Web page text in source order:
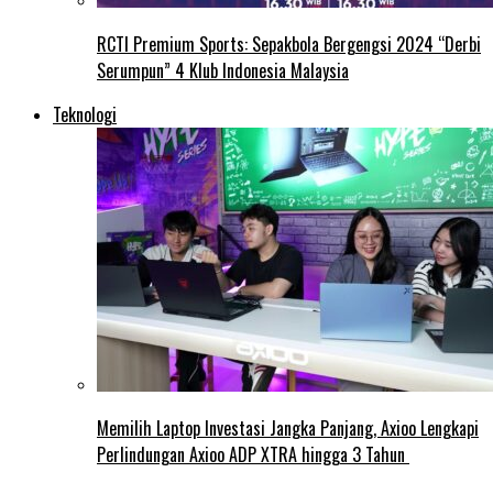
RCTI Premium Sports: Sepakbola Bergengsi 2024 “Derbi
Serumpun” 4 Klub Indonesia Malaysia
Teknologi
Memilih Laptop Investasi Jangka Panjang, Axioo Lengkapi
Perlindungan Axioo ADP XTRA hingga 3 Tahun